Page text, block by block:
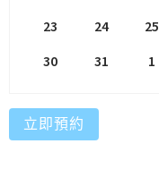
23
24 25
30
31 1
立即預約